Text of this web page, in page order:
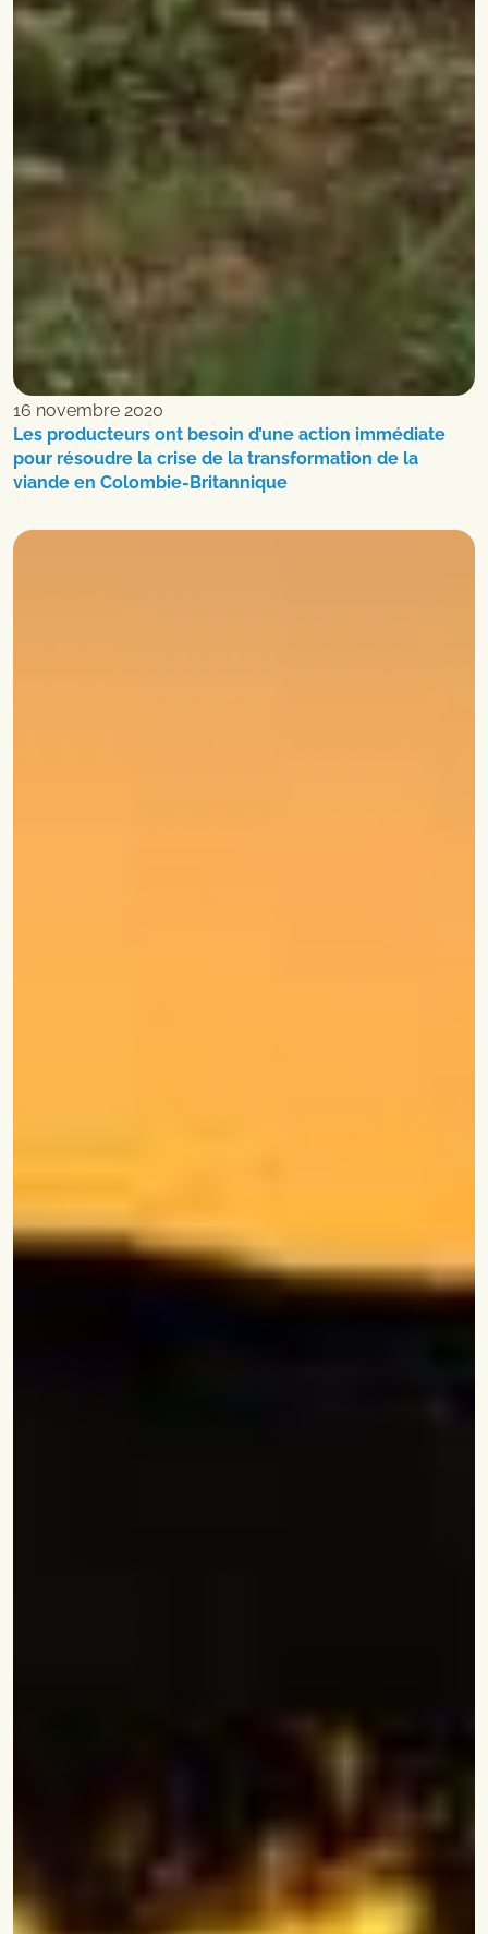
16 novembre 2020
Les producteurs ont besoin d’une action immédiate
pour résoudre la crise de la transformation de la
viande en Colombie-Britannique